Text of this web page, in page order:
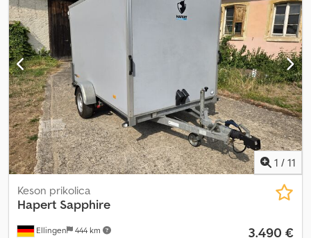
1 / 11
Ellingen 444 km
Keson prikolica
Hapert Sapphire
3.490 €